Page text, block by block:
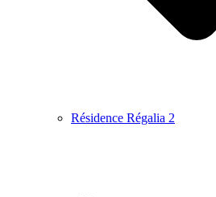
Résidence Régalia 2